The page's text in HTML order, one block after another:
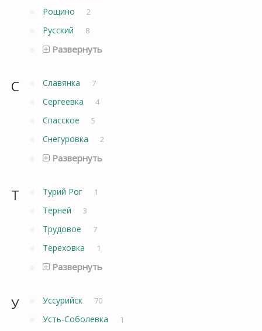
Рощино 2
Русский 8
Развернуть
С Славянка 7
Сергеевка 4
Спасское 5
Снегуровка 2
Развернуть
Т Турий Рог 1
Терней 3
Трудовое 7
Тереховка 1
Развернуть
У Уссурийск 70
Усть-Соболевка 1